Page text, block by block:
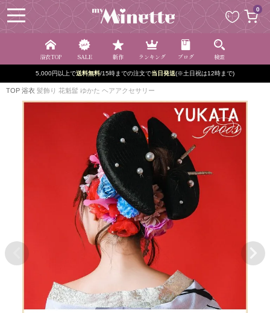
0
浴衣TOP SALE 新作 ランキング ブログ 検索
5,000円以上で送料無料/15時までの注文で当日発送(※土日祝は12時まで)
TOP 浴衣 髪飾り 花魁髷 ゆかた ヘアアクセサリー
ペー
ジト
ップ